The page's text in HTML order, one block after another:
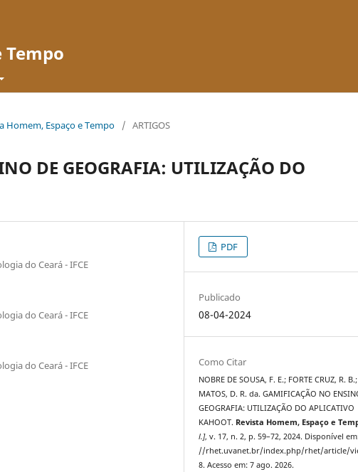
Tempo
Homem, Espaço e Tempo / ARTIGOS
DE GEOGRAFIA: UTILIZAÇÃO DO
do Ceará - IFCE
do Ceará - IFCE
do Ceará - IFCE
PDF
Publicado
08-04-2024
Como Citar
NOBRE DE SOUSA, F. E.; FORTE CRUZ, R.
MATOS, D. R. da. GAMIFICAÇÃO NO
GEOGRAFIA: UTILIZAÇÃO DO APLICATIVO
KAHOOT. Revista Homem, Espaço e
l.], v. 17, n. 2, p. 59–72, 2024. Disponível
//rhet.uvanet.br/index.php/rhet/article/
8. Acesso em: 7 ago. 2026.